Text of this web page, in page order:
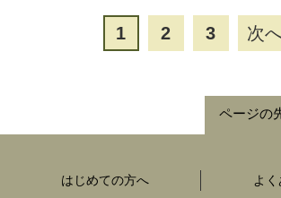
1 2 3 次
ページの
はじめての方へ よ